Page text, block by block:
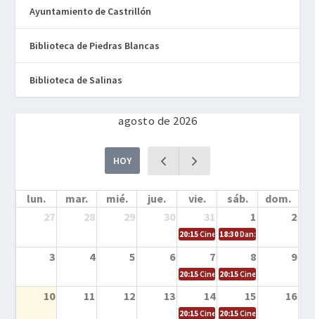
Ayuntamiento de Castrillón
Biblioteca de Piedras Blancas
Biblioteca de Salinas
agosto de 2026
HOY
lun. mar. mié. jue. vie. sáb.
dom.
27
28 29 30 31 1 2
20:15Cine en la calle – Cómo
18:30Danza – Cita en el
3 4 5 6 7 8 9
20:15Cine en la calle – El niño y la
20:15Cine en la calle –
10 11 12 13 14 15 16
20:15Cine en la calle – Tortugas
20:15Cine en la calle –